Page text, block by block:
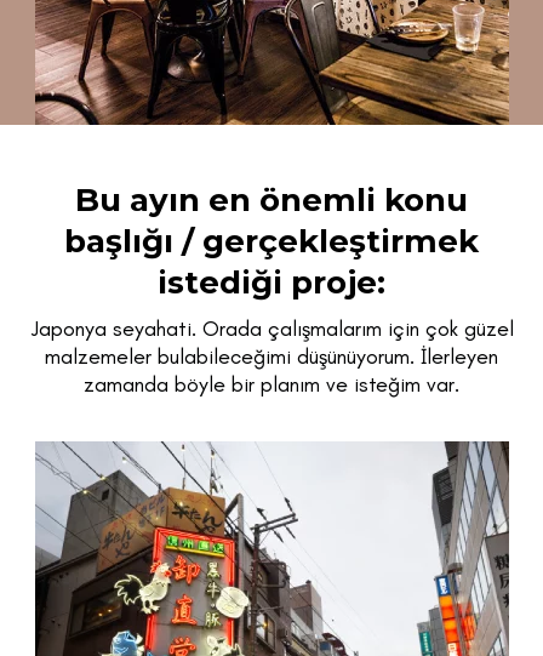
Bu ayın en önemli konu
başlığı / gerçekleştirmek
istediği proje:
Japonya seyahati. Orada çalışmalarım için çok güzel
malzemeler bulabileceğimi düşünüyorum. İlerleyen
zamanda böyle bir planım ve isteğim var.